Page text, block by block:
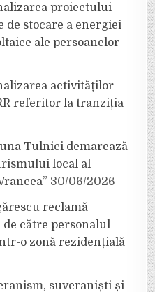
proiectului
de stocare a energiei
ale persoanelor
activităților
referitor la tranziția
Tulnici demarează
local al
30/06/2026
reclamă
către personalul
o zonă rezidențială
suveraniști și